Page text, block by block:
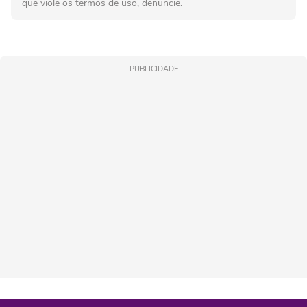
que viole os termos de uso, denuncie.
PUBLICIDADE